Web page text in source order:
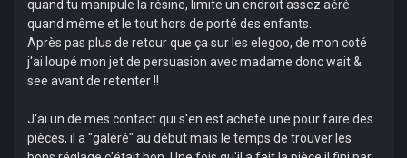
quand tu manipule la résine, limite un endroit assez aéré
quand même et le tout hors de porté des enfants.
Après pas plus de retour que ça sur les elegoo, de mon coté
j'ai loupé mon jet de persuasion avec madame donc wait &
see avant de retenter !!
J'ai un de mes contact qui s'en est acheté une pour faire des
pièces, il a "galéré" au début mais le temps de trouver les